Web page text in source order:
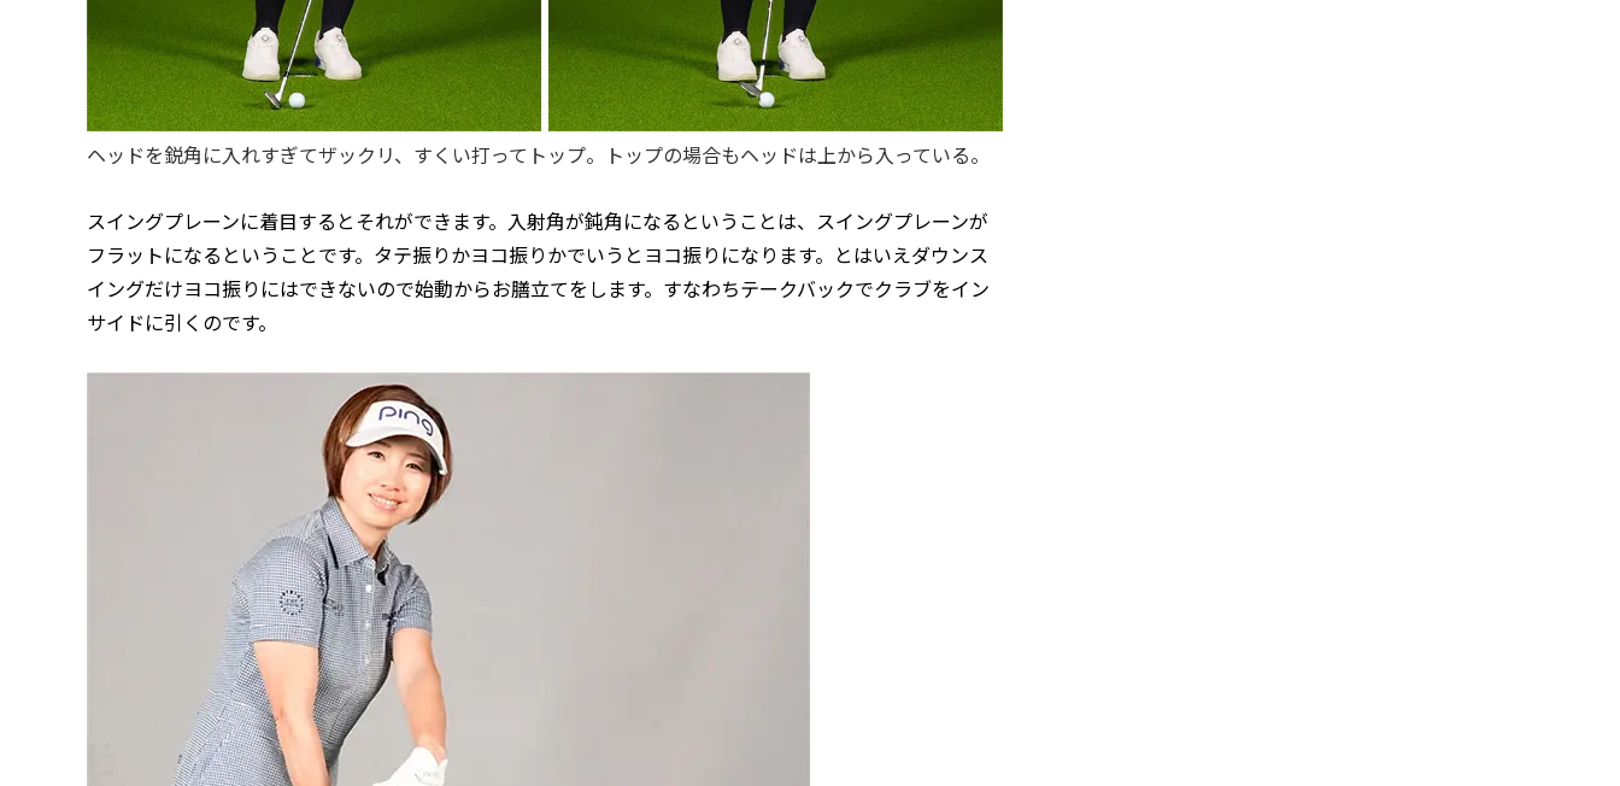
ヘッドを鋭角に入れすぎてザックリ、すくい打ってトップ。トップの場合もヘッドは上から入っている。
スイングプレーンに着目するとそれができます。入射角が鈍角になるということは、スイングプレーンが
フラットになるということです。タテ振りかヨコ振りかでいうとヨコ振りになります。とはいえダウンス
イングだけヨコ振りにはできないので始動からお膳立てをします。すなわちテークバックでクラブをイン
サイドに引くのです。